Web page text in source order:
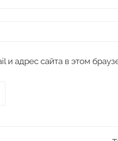
и адрес сайта в этом